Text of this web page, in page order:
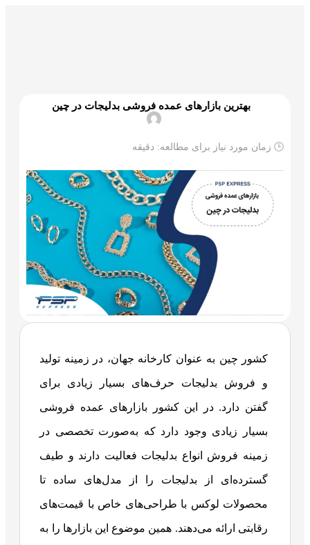
بهترین بازارهای عمده فروشی بدلیجات در چین
🕒 زمان مورد نیاز برای مطالعه: دقیقه
کشور چین به عنوان کارخانه جهان، در زمینه تولید
و فروش بدلیجات حرف‌های بسیار زیادی برای
گفتن دارد. در این کشور بازارهای عمده فروشی
بسیار زیادی وجود دارد که به‌صورت تخصصی در
زمینه فروش انواع بدلیجات فعالیت دارند و طیف
گسترده‌ای از بدلیجات را از مدل‌های ساده تا
محصولات لوکس با طراحی‌های خاص با قیمت‌های
رقابتی ارائه می‌دهند. همین موضوع این بازارها را به